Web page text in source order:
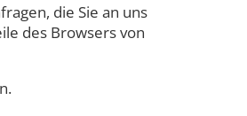
die Sie an uns
des Browsers von